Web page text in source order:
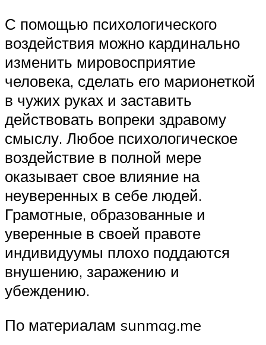
С помощью психологического
воздействия можно кардинально
изменить мировосприятие
человека, сделать его марионеткой
в чужих руках и заставить
действовать вопреки здравому
смыслу. Любое психологическое
воздействие в полной мере
оказывает свое влияние на
неуверенных в себе людей.
Грамотные, образованные и
уверенные в своей правоте
индивидуумы плохо поддаются
внушению, заражению и
убеждению.
По материалам sunmag.me